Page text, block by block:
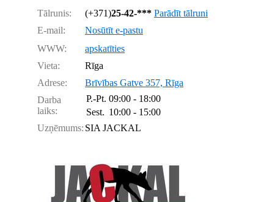
Tālrunis: (+371)25-42-*** Parādīt tālruni
E-mail: Nosūtīt e-pastu
WWW:
apskatīties
Vieta:
Rīga
Adrese:
Brīvības Gatve 357, Rīga
Darba
laiks:
P.-Pt. 09:00 - 18:00
Sest. 10:00 - 15:00
Uzņēmums: SIA JACKAL